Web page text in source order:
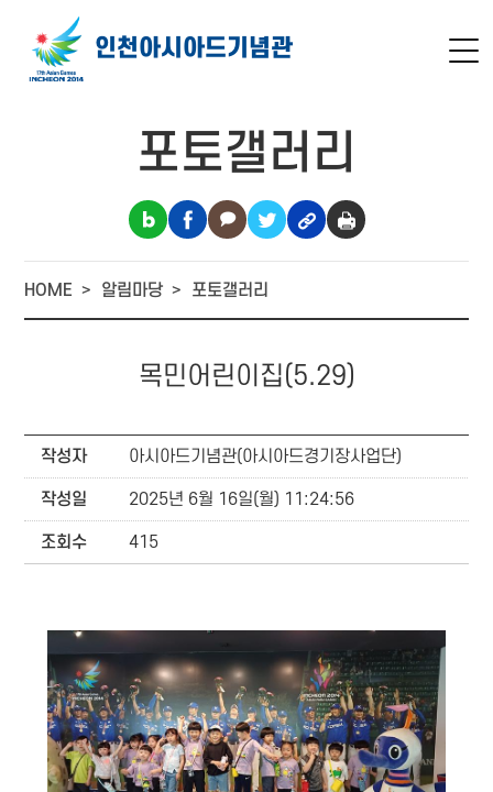
인천아시아드기념관
포토갤러리
HOME 알림마당 포토갤러리
목민어린이집(5.29)
작성자 아시아드기념관(아시아드경기장사업단)
작성일 2025년 6월 16일(월) 11:24:56
조회수 415